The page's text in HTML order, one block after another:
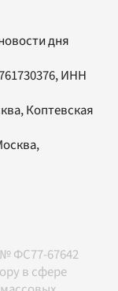
дня
ИНН
Коптевская
,
ФС77-67642
в сфере